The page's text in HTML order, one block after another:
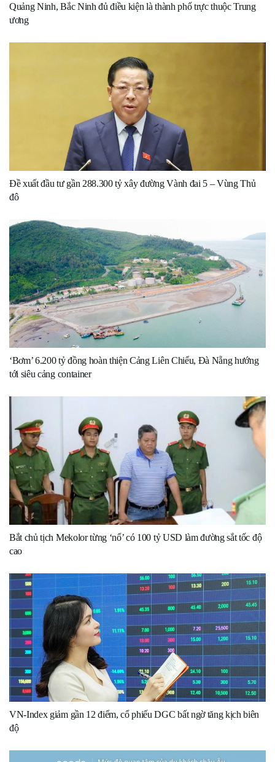
Quảng Ninh, Bắc Ninh đủ điều kiện là thành phố trực thuộc Trung
ương
Đề xuất đầu tư gần 288.300 tỷ xây đường Vành đai 5 – Vùng Thủ
đô
‘Bơm’ 6.200 tỷ đồng hoàn thiện Cảng Liên Chiểu, Đà Nẵng hướng
tới siêu cảng container
Bắt chủ tịch Mekolor từng ‘nổ’ có 100 tỷ USD làm đường sắt tốc độ
cao
VN-Index giảm gần 12 điểm, cổ phiếu DGC bất ngờ tăng kịch biên
độ